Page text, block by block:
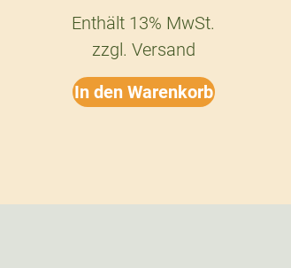
Enthält 13% MwSt.
zzgl. Versand
In den Warenkorb